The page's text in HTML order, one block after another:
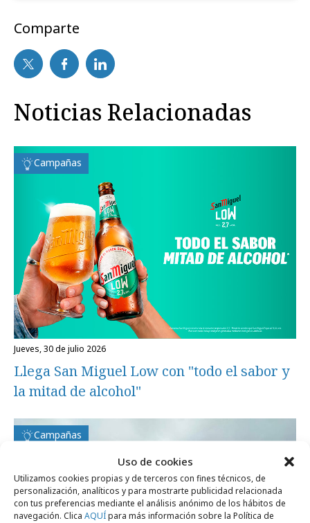
Uso de cookies
Utilizamos cookies propias y de terceros con fines técnicos, de
personalización, analíticos y para mostrarte publicidad relacionada
con tus preferencias mediante el análisis anónimo de los hábitos de
navegación. Clica AQUÍpara más información sobre la Política de
Comparte
Noticias Relacionadas
Campañas
jueves, 30 de julio 2026
Llega San Miguel Low con "todo el sabor y
la mitad de alcohol"
Campañas